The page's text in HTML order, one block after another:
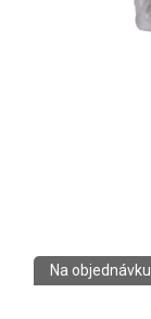
Na objednávku